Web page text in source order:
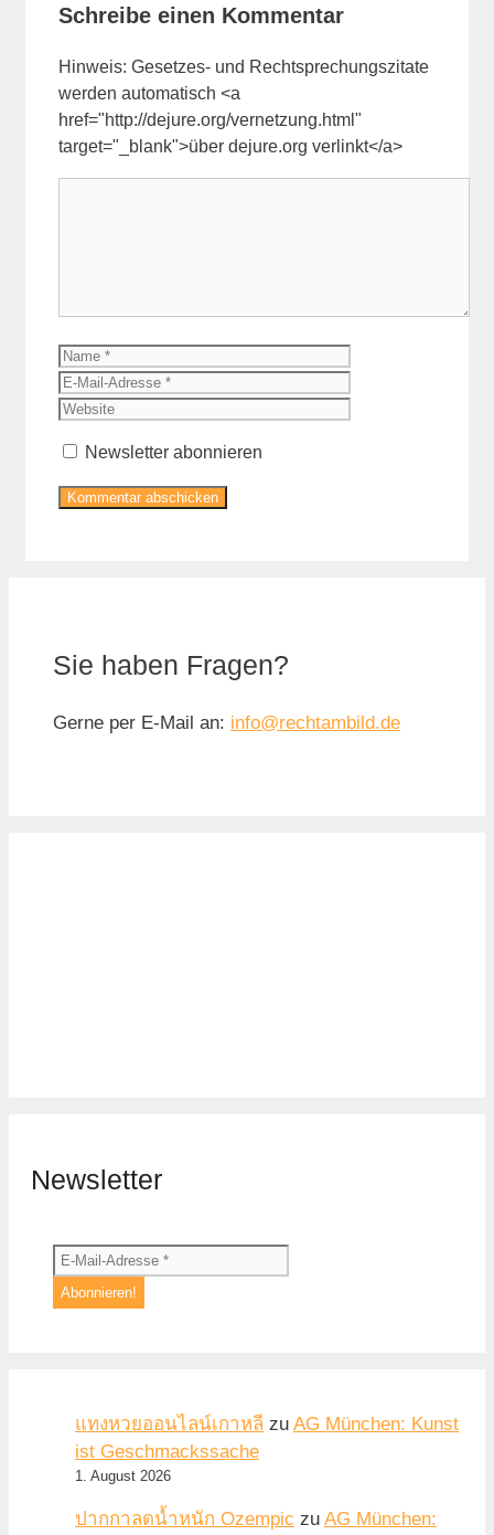
Schreibe einen Kommentar
Hinweis: Gesetzes- und Rechtsprechungszitate
werden automatisch <a
href="http://dejure.org/vernetzung.html"
target="_blank">über dejure.org verlinkt</a>
Name
Newsletter abonnieren
Sie haben Fragen?
Gerne per E-Mail an: info@rechtambild.de
Newsletter
แทงหวยออนไลน์เกาหลี zu AG München: Kunst
ist Geschmackssache
1. August 2026
ปากกาลดน้ำหนัก Ozempic zu AG München: